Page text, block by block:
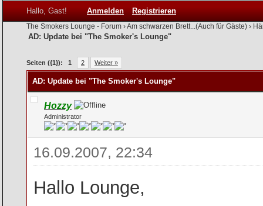
Hallo, Gast! Anmelden Registrieren
The Smokers Lounge - Forum ›Am schwarzen Brett...(Auch für Gäste) ›
AD: Update bei "The Smoker's Lounge"
Seiten ({1}): 1 2 Weiter »
AD: Update bei "The Smoker's Lounge"
Hozzy
Administrator
16.09.2007, 22:34
Hallo Lounge,